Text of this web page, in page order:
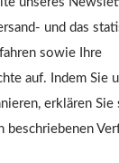
und das
sowie Ihre
auf. Indem Sie
erklären Sie
beschriebenen